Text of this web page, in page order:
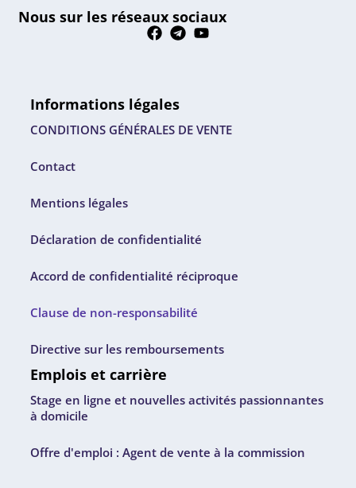
Nous sur les réseaux sociaux
Informations légales
CONDITIONS GÉNÉRALES DE VENTE
Contact
Mentions légales
Déclaration de confidentialité
Accord de confidentialité réciproque
Clause de non-responsabilité
Directive sur les remboursements
Emplois et carrière
Stage en ligne et nouvelles activités passionnantes
à domicile
Offre d'emploi : Agent de vente à la commission